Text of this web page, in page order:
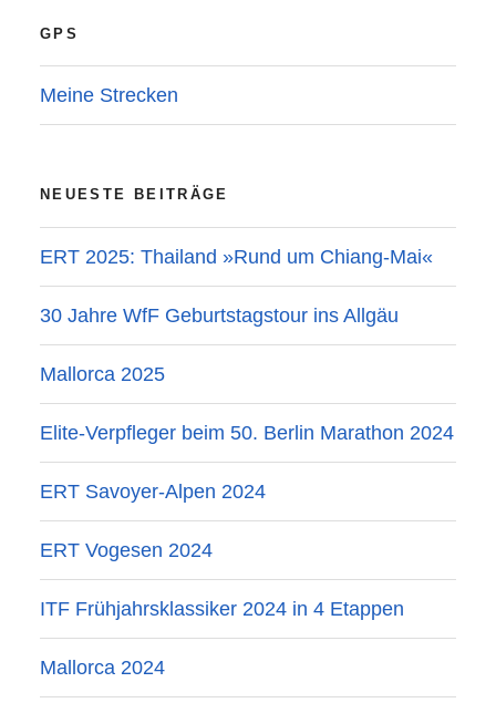
GPS
Meine Strecken
NEUESTE BEITRÄGE
ERT 2025: Thailand »Rund um Chiang-Mai«
30 Jahre WfF Geburtstagstour ins Allgäu
Mallorca 2025
Elite-Verpfleger beim 50. Berlin Marathon 2024
ERT Savoyer-Alpen 2024
ERT Vogesen 2024
ITF Frühjahrsklassiker 2024 in 4 Etappen
Mallorca 2024